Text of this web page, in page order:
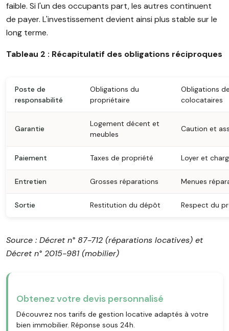
faible. Si l'un des occupants part, les autres continuent
de payer. L'investissement devient ainsi plus stable sur le
long terme.
Tableau 2 : Récapitulatif des obligations réciproques
Poste de
responsabilité
Obligations du
propriétaire
Obligations
colocataires
Garantie
Logement décent et
meubles
Caution et
Paiement Taxes de propriété Loyer et
Entretien Grosses réparations Menues
Sortie Restitution du dépôt Respect du
Source : Décret n° 87-712 (réparations locatives) et
Décret n° 2015-981 (mobilier)
Obtenez votre devis personnalisé
Découvrez nos tarifs de gestion locative adaptés à votre
bien immobilier. Réponse sous 24h.